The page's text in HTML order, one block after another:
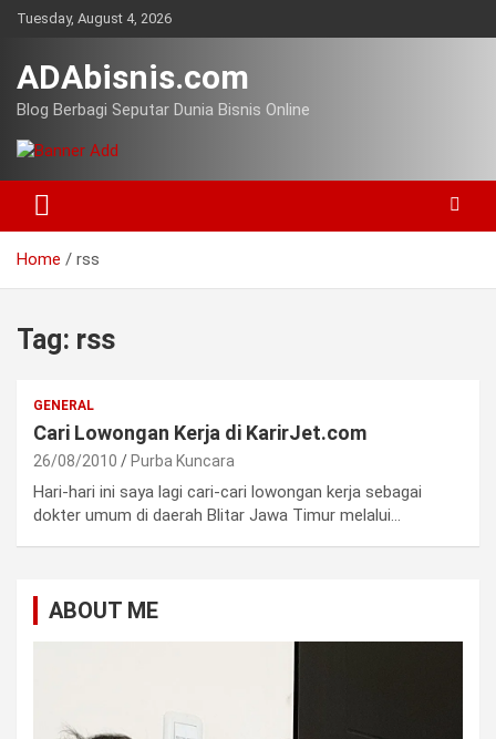
SkipTuesday, August 4, 2026
ADAbisnis.com
Blog Berbagi Seputar Dunia Bisnis Online
Home rss
Tag: rss
GENERAL
Cari Lowongan Kerja di KarirJet.com
26/08/2010 Purba Kuncara
Hari-hari ini saya lagi cari-cari lowongan kerja sebagai
dokter umum di daerah Blitar Jawa Timur melalui…
ABOUT ME